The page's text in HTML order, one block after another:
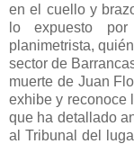
en el cuello y
lo expuesto por
planimetrista,
sector de
muerte de Juan
exhibe y reconoce
que ha detallado
al Tribunal del